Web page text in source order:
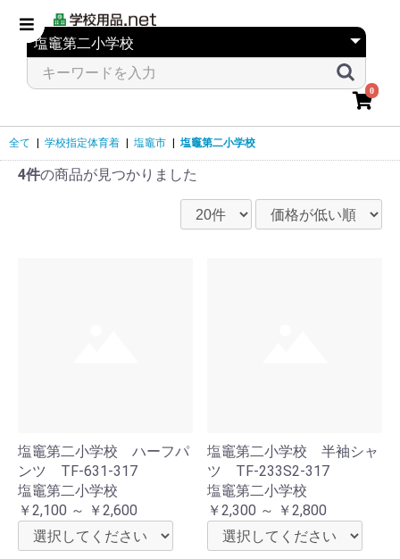
0
全て 学校指定体育着 塩竈市 塩竈第二小学校
4件の商品が見つかりました
塩竈第二小学校 ハーフパ
ンツ TF-631-317
塩竈第二小学校
￥2,100 ～ ￥2,600
塩竈第二小学校 半袖シャ
ツ TF-233S2-317
塩竈第二小学校
￥2,300 ～ ￥2,800